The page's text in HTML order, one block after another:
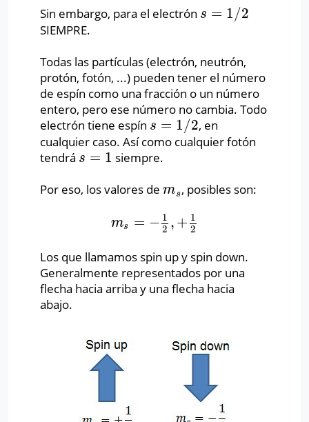
Sin embargo, para el electrón s = 1 /2
s=1/ 2
SIEMPRE.
Todas las partículas (electrón, neutrón,
protón, fotón, ...) pueden tener el número
de espín como una fracción o un número
entero, pero ese número no cambia. Todo
electrón tiene espín s = 1/2
s=1/ 2 , en
cualquier caso. Así como cualquier fotón
tendrá s = 1
s=1
siempre.
Por eso, los valores de ms
ms, posibles son:
ms = − 1
2 , + 1
2
ms= −1 2,+12
Los que llamamos spin up y spin down.
Generalmente representados por una
flecha hacia arriba y una flecha hacia
abajo.